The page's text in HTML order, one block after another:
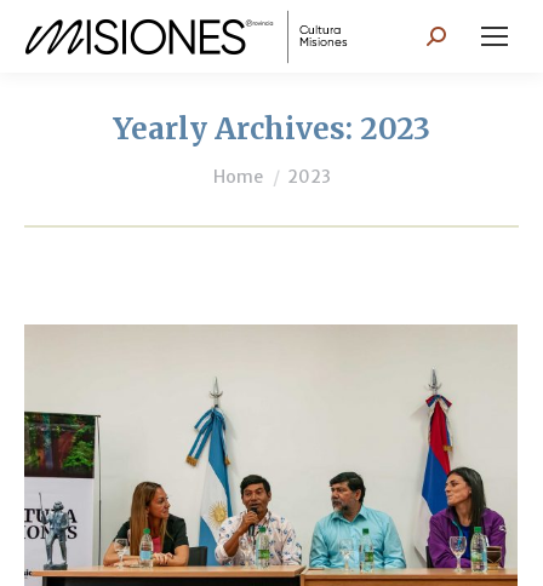
Search:
Yearly Archives: 2023
You are here:
Home 2023